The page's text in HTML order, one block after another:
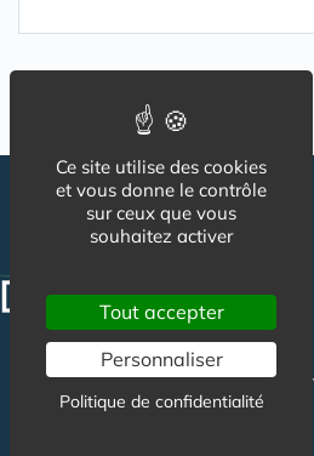
Suivez-nous
CGU
légales
Ce site utilise des cookies
et vous donne le contrôle
sur ceux que vous
souhaitez activer
Tout accepter
Personnaliser
Politique de confidentialité